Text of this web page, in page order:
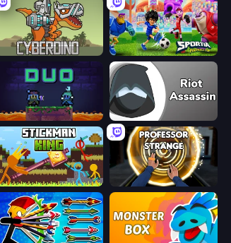
Sportia Football Cup
Duo Riot Assassin
Stickman King Professor Strange